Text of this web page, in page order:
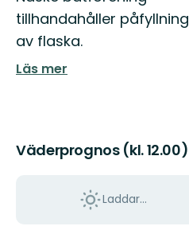
tillhandahåller påfyllning
av flaska.
Läs mer
Väderprognos (kl. 12.00)
Laddar...